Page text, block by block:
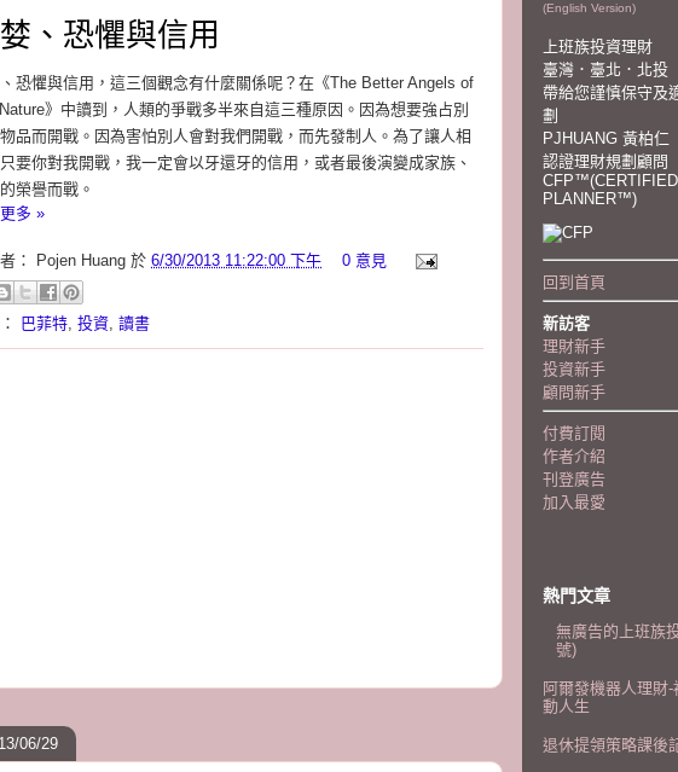
、恐懼與信用
、恐懼與信用，這三個觀念有什麼關係呢？在《The Better Angels of
》中讀到，人類的爭戰多半來自這三種原因。因為想要強占別
品而開戰。因為害怕別人會對我們開戰，而先發制人。為了讓人相
要你對我開戰，我一定會以牙還牙的信用，或者最後演變成家族、
榮譽而戰。
多 »
： Pojen Huang 於 6/30/2013 11:22:00 下午 0 意見
巴菲特, 投資, 讀書
06/29
(English Version)
上班族投資理財
臺灣．臺北．北投
帶給您謹慎保守及
劃
PJHUANG 黃柏仁
認證理財規劃顧問
PLANNER™)
回到首頁
新訪客
理財新手
投資新手
顧問新手
付費訂閱
作者介紹
刊登廣告
加入最愛
熱門文章
無廣告的上班族
號)
阿爾發機器人理財
動人生
退休提領策略課後